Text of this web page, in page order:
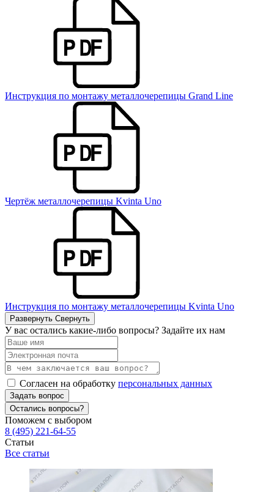
Инструкция по монтажу металлочерепицы Grand Line
Чертёж металлочерепицы Kvinta Uno
Инструкция по монтажу металлочерепицы Kvinta Uno
Развернуть Свернуть
У вас остались какие-либо вопросы? Задайте их нам
Согласен на обработку персональных данных
Задать вопрос
Остались вопросы?
Поможем с выбором
8 (495) 221-64-55
Статьи
Все статьи